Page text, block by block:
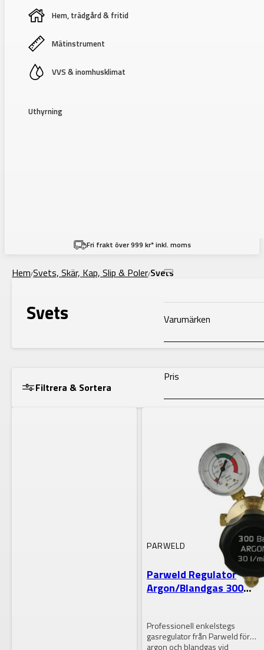
Hem, trädgård & fritid
Mätinstrument
VVS & inomhusklimat
Uthyrning
Fri frakt över 999 kr* inkl. moms
Hem/Svets, Skär, Kap, Slip & Poler/Svets
Svets
Filtrera & Sortera
Filtering
Varumärken
Pris
VISA RESULTAT
PARWELD
Parweld Regulator
Argon/Blandgas 300
Professionell enkelstegs
gasregulator från Parweld för
argon och blandgas vid